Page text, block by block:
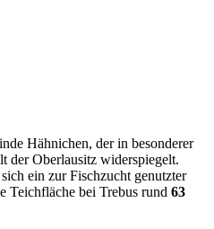
Hähnichen, der in besonderer
der Oberlausitz widerspiegelt.
ein zur Fischzucht genutzter
Teichfläche bei Trebus rund 63